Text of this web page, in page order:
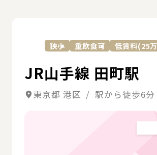
狭小 重飲食可 低賃料(25
JR山手線 田町駅
東京都 港区 / 駅から徒歩6分